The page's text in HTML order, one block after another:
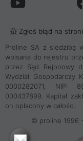
Zgłoś błąd na
Proline SA z siedzibą
wpisana do rejestru
przez Sąd Rejonowy
Wydział Gospodarczy
0000282071, NIP:
000437899. Kapitał
on opłacony w całości.
© proline 1996